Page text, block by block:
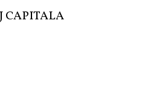
CAPITALA